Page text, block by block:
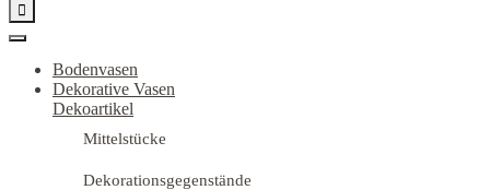

Bodenvasen
Dekorative Vasen
Dekoartikel
Mittelstücke
Dekorationsgegenstände